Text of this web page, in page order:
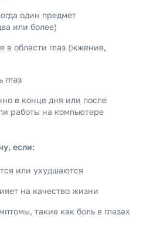
один предмет
или более)
области глаз (жжение,
глаз
в конце дня или после
работы на компьютере
если:
или ухудшаются
на качество жизни
такие как боль в глазах